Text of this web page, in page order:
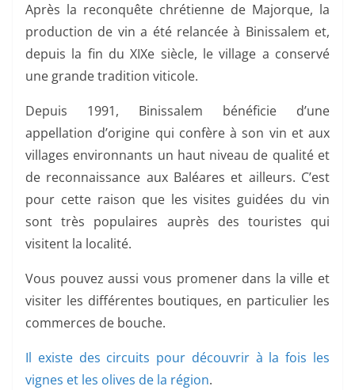
Après la reconquête chrétienne de Majorque, la
production de vin a été relancée à Binissalem et,
depuis la fin du XIXe siècle, le village a conservé
une grande tradition viticole.
Depuis 1991, Binissalem bénéficie d’une
appellation d’origine qui confère à son vin et aux
villages environnants un haut niveau de qualité et
de reconnaissance aux Baléares et ailleurs. C’est
pour cette raison que les visites guidées du vin
sont très populaires auprès des touristes qui
visitent la localité.
Vous pouvez aussi vous promener dans la ville et
visiter les différentes boutiques, en particulier les
commerces de bouche.
Il existe des circuits pour découvrir à la fois les
vignes et les olives de la région.